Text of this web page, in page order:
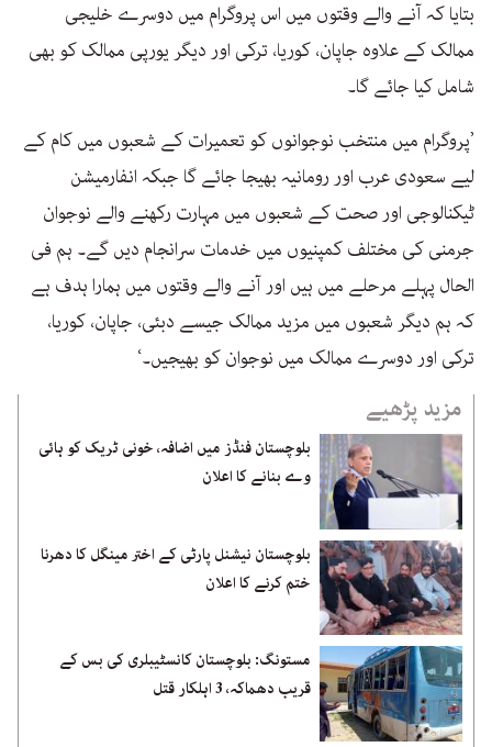
بتایا کہ آنے والے وقتوں میں اس پروگرام میں دوسرے خلیجی
ممالک کے علاوہ جاپان، کوریا، ترکی اور دیگر یورپی ممالک کو بھی
شامل کیا جائے گا۔
’پروگرام میں منتخب نوجوانوں کو تعمیرات کے شعبوں میں کام کے
لیے سعودی عرب اور رومانیہ بھیجا جائے گا جبکہ انفارمیشن
ٹیکنالوجی اور صحت کے شعبوں میں مہارت رکھنے والے نوجوان
جرمنی کی مختلف کمپنیوں میں خدمات سرانجام دیں گے۔ ہم فی
الحال پہلے مرحلے میں ہیں اور آنے والے وقتوں میں ہمارا ہدف ہے
کہ ہم دیگر شعبوں میں مزید ممالک جیسے دبئی، جاپان، کوریا،
ترکی اور دوسرے ممالک میں نوجوان کو بھیجیں۔‘
مزید پڑھیے
بلوچستان فنڈز میں اضافہ، خونی ٹریک کو ہائی
وے بنانے کا اعلان
بلوچستان نیشنل پارٹی کے اختر مینگل کا دھرنا
ختم کرنے کا اعلان
مستونگ: بلوچستان کانسٹیبلری کی بس کے
قریب دھماکہ، 3 اہلکار قتل